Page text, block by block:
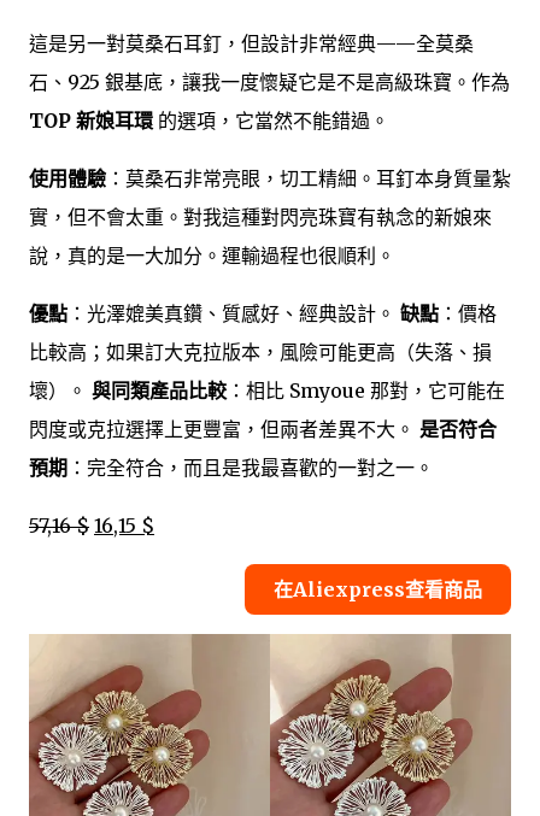
這是另一對莫桑石耳釘，但設計非常經典——全莫桑
石、925 銀基底，讓我一度懷疑它是不是高級珠寶。作為
TOP 新娘耳環 的選項，它當然不能錯過。
使用體驗 ：莫桑石非常亮眼，切工精細。耳釘本身質量紮
實，但不會太重。對我這種對閃亮珠寶有執念的新娘來
說，真的是一大加分。運輸過程也很順利。
優點 ：光澤媲美真鑽、質感好、經典設計。 缺點 ：價格
比較高；如果訂大克拉版本，風險可能更高（失落、損
壞）。 與同類產品比較 ：相比 Smyoue 那對，它可能在
閃度或克拉選擇上更豐富，但兩者差異不大。 是否符合
預期 ：完全符合，而且是我最喜歡的一對之一。
57,16 $ 16,15 $
在Aliexpress查看商品